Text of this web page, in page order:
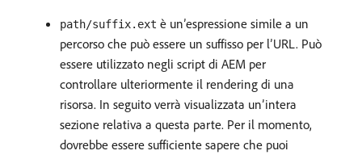
path/suffix.ext è un’espressione simile a un
percorso che può essere un suffisso per l’URL. Può
essere utilizzato negli script di AEM per
controllare ulteriormente il rendering di una
risorsa. In seguito verrà visualizzata un’intera
sezione relativa a questa parte. Per il momento,
dovrebbe essere sufficiente sapere che puoi